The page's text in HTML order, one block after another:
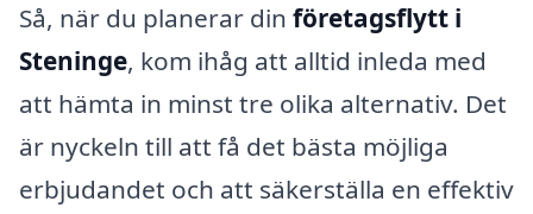
Så, när du planerar din företagsflytt i
Steninge, kom ihåg att alltid inleda med
att hämta in minst tre olika alternativ. Det
är nyckeln till att få det bästa möjliga
erbjudandet och att säkerställa en effektiv